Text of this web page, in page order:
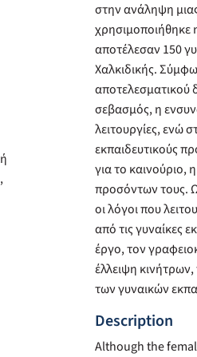
στην ανάληψη
χρησιμοποιήθηκε
αποτέλεσαν 150
Χαλκιδικής.
αποτελεσματικού
σεβασμός, η
λειτουργίες, ενώ
εκπαιδευτικούς
για το καινούριο,
προσόντων τους.
οι λόγοι που
από τις γυναίκες
έργο, τον
έλλειψη
των γυναικών
Description
Although the